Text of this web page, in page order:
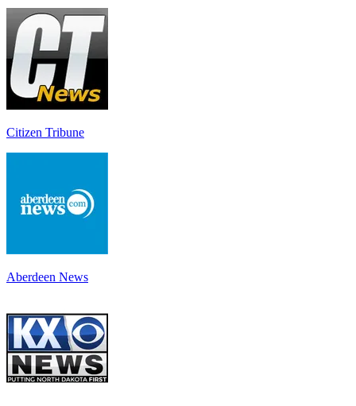
Citizen Tribune
Aberdeen News